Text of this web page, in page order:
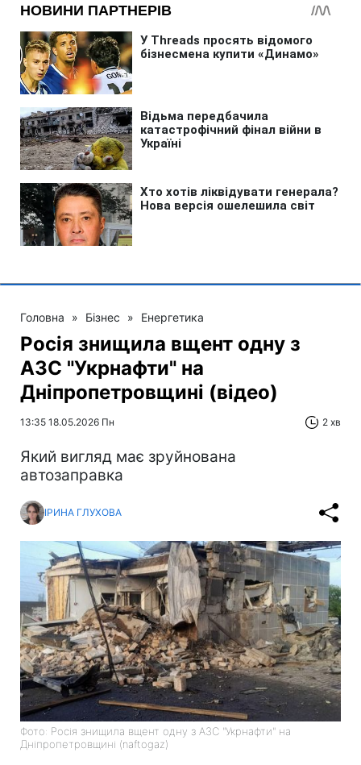
Головна » Бізнес » Енергетика
Росія знищила вщент одну з
АЗС "Укрнафти" на
Дніпропетровщині (відео)
13:35 18.05.2026 Пн 2 хв
Який вигляд має зруйнована
автозаправка
ІРИНА ГЛУХОВА
Фото: Росія знищила вщент одну з АЗС "Укрнафти" на
Дніпропетровщині (naftogaz)